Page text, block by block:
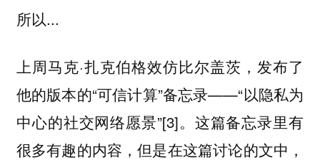
所以...
上周马克·扎克伯格效仿比尔盖茨，发布了
他的版本的“可信计算”备忘录——“以隐私为
中心的社交网络愿景”[3]。这篇备忘录里有
很多有趣的内容，但是在这篇讨论的文中，